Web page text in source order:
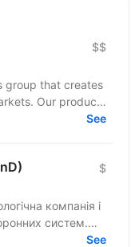
$$
group that creates
Our products
See
$
компанія і
систем.
4,5 мільйониSee